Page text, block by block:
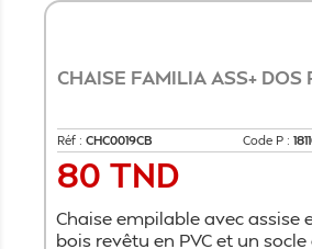
CHAISE FAMILIA ASS+ DOS
Réf : CHC0019CB Code P :
Prix
80 TND
Chaise empilable avec assise
bois revêtu en PVC et un socle